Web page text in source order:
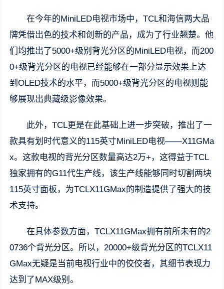
在今年的MiniLED电视市场中，TCL和海信两大品
牌凭借出色的技术和创新的产品，成为了行业翘楚。他
们均推出了5000+级别背光分区的MiniLED电视，而200
0+级背光分区的电视已经能够在一部分显示效果上达
到OLED技术的水平，而5000+级背光分区的电视则能
够展现出典藏级影像效果。
此外，TCL更是在此基础上进一步突破，推出了一
款具有划时代意义的115英寸MiniLED电视——X11GMa
x。这款电视的背光分区数量高达2万+，这得益于TCL
独家拥有的G11代生产线，该生产线能够同时切割两块
115英寸面板，为TCLX11GMax的制造提供了强大的技
术支持。
在具体参数方面，TCLX11GMax拥有前所未有的2
0736个背光分区。所以，20000+级背光分区的TCLX11
GMax无疑是当前电视行业中的佼佼者，其细节表现力
达到了MAX级别。